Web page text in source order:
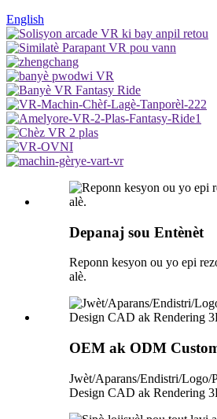
English
Depanaj sou Entènèt
Reponn kesyon ou yo epi
alè.
OEM ak ODM
Jwèt/Aparans/Endistri/Logo/
Design CAD ak Rendering